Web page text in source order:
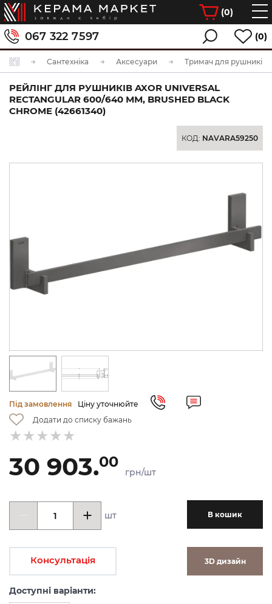
(0)
067 322 7597 (0)
Сантехніка Аксесуари Тримач для рушників
РЕЙЛІНГ ДЛЯ РУШНИКІВ AXOR UNIVERSAL
RECTANGULAR 600/640 ММ, BRUSHED BLACK
CHROME (42661340)
КОД: NAVARA59250
Під замовлення
Ціну уточнюйте
Додати до списку бажань
30 903.00
грн/шт
шт В кошик
Консультація 3D дизайн
Доступні варіанти: